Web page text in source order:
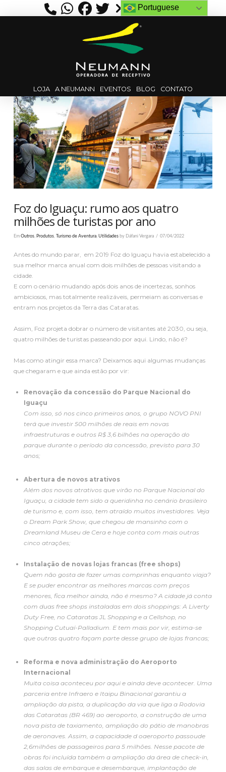
LOJA A NEUMANN EVENTOS BLOG CONTATO
Foz do Iguaçu: rumo aos quatro
milhões de turistas por ano
Em Outros, Produtos, Turismo de Aventura, Utilidadesby Dáfani Vergara 07/04/2022
Antes do mundo parar, em 2019 Foz do Iguaçu havia estabelecido a
sua melhor marca anual com dois milhões de pessoas visitando a
cidade.
E com o cenário mudando após dois anos de incertezas, sonhos
ambiciosos, mas totalmente realizáveis, permeiam as conversas e
entram nos projetos da Terra das Cataratas.
Assim, Foz projeta dobrar o número de visitantes até 2030, ou seja,
quatro milhões de turistas passeando por aqui. Lindo, não é?
Mas como atingir essa marca? Deixamos aqui algumas mudanças
que chegaram e que ainda estão por vir:
Renovação da concessão do Parque Nacional do
Iguaçu
Com isso, só nos cinco primeiros anos, o grupo NOVO PNI
terá que investir 500 milhões de reais em novas
infraestruturas e outros R$ 3,6 bilhões na operação do
parque durante o período da concessão, previsto para 30
anos;
Abertura de novos atrativos
Além dos novos atrativos que virão no Parque Nacional do
Iguaçu, a cidade tem sido a queridinha no cenário brasileiro
de turismo e, com isso, tem atraído muitos investidores. Veja
o Dream Park Show, que chegou de mansinho com o
Dreamland Museu de Cera e hoje conta com mais outras
cinco atrações;
Instalação de novas lojas francas (free shops)
Quem não gosta de fazer umas comprinhas enquanto viaja?
E se puder encontrar as melhores marcas com preços
menores, fica melhor ainda, não é mesmo? A cidade já conta
com duas free shops instaladas em dois shoppings: A Liverty
Duty Free, no Cataratas JL Shopping e a Cellshop, no
Shopping Cutuaí-Palladium. E tem mais por vir, estima-se
que outras quatro façam parte desse grupo de lojas francas;
Reforma e nova administração do Aeroporto
Internacional
Muita coisa aconteceu por aqui e ainda deve acontecer. Uma
parceria entre Infraero e Itaipu Binacional garantiu a
ampliação da pista, a duplicação da via que liga a Rodovia
das Cataratas (BR 469) ao aeroporto, a construção de uma
nova pista de taxiamento, ampliação do pátio de manobras
de aeronaves. Assim, a capacidade d oaeroporto passoude
2,6milhões de passageiros para 5 milhões. Nesse pacote de
obras foi incluída também a ampliação da área de check-in,
das salas de embarque e desembarque, implantação de
Portuguese